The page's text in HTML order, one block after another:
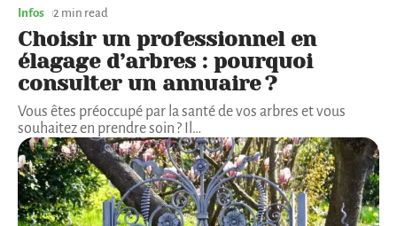
Infos 2 min read
Choisir un professionnel en
élagage d’arbres : pourquoi
consulter un annuaire ?
Vous êtes préoccupé par la santé de vos arbres et vous
souhaitez en prendre soin ? Il …